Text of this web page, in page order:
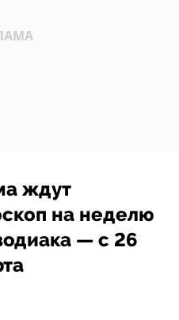
ждут
на неделю
— с 26